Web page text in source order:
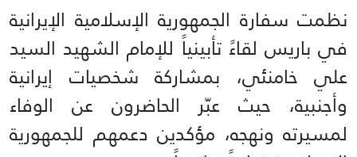
نظمت سفارة الجمهورية الإسلامية الإيرانية
في باريس لقاءً تأبينياً للإمام الشهيد السيد
علي خامنئي، بمشاركة شخصيات إيرانية
وأجنبية، حيث عبّر الحاضرون عن الوفاء
لمسيرته ونهجه، مؤكدين دعمهم للجمهورية